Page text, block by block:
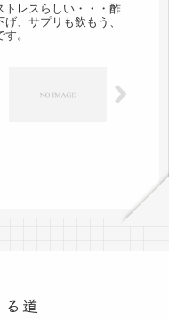
トレスらしい・・・酢
、サプリも飲もう、
。
道